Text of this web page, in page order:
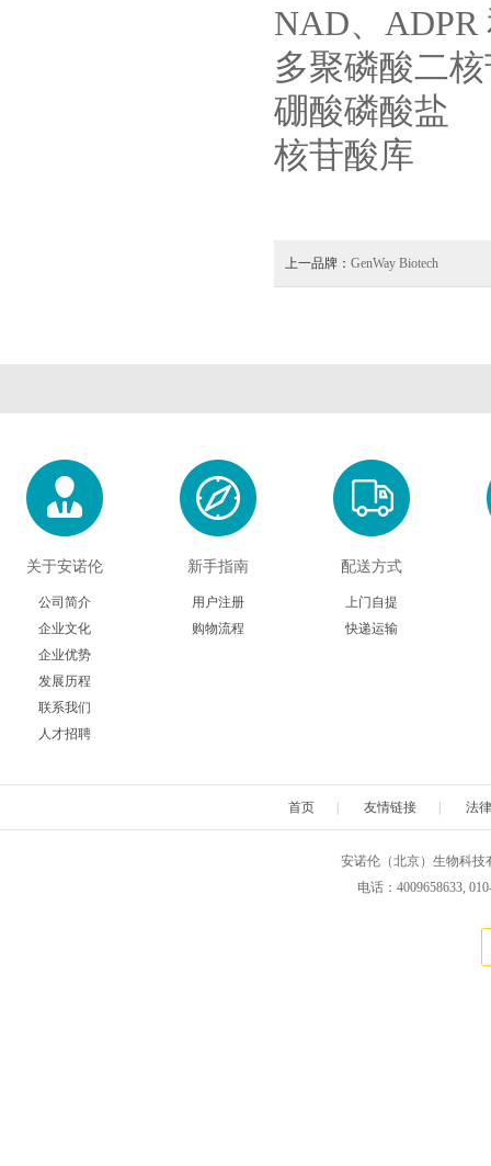
NAD、ADPR
多聚磷酸二
硼酸磷酸盐
核苷酸库
上一品牌： GenWay Biotech
关于安诺伦
公司简介
企业文化
企业优势
发展历程
联系我们
人才招聘
新手指南
用户注册
购物流程
配送方式
上门自提
快递运输
首页 友情链接 法
安诺伦（北京）生物科技
电话：4009658633,